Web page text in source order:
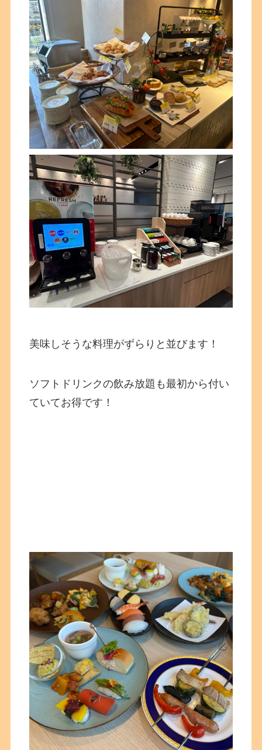
美味しそうな料理がずらりと並びます！
ソフトドリンクの飲み放題も最初から付い
ていてお得です！